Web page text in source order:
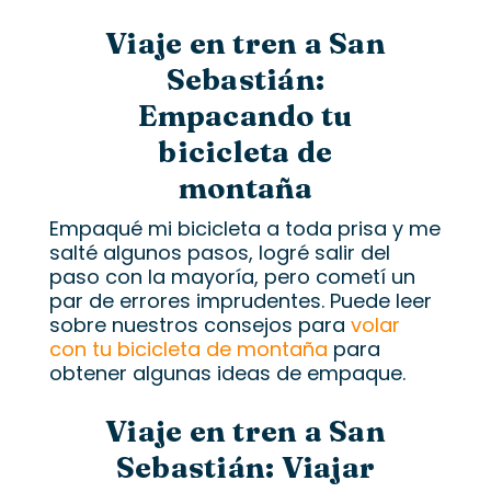
Viaje en tren a San
Sebastián:
Empacando tu
bicicleta de
montaña
Empaqué mi bicicleta a toda prisa y me
salté algunos pasos, logré salir del
paso con la mayoría, pero cometí un
par de errores imprudentes. Puede leer
sobre nuestros consejos para volar
con tu bicicleta de montaña para
obtener algunas ideas de empaque.
Viaje en tren a San
Sebastián: Viajar